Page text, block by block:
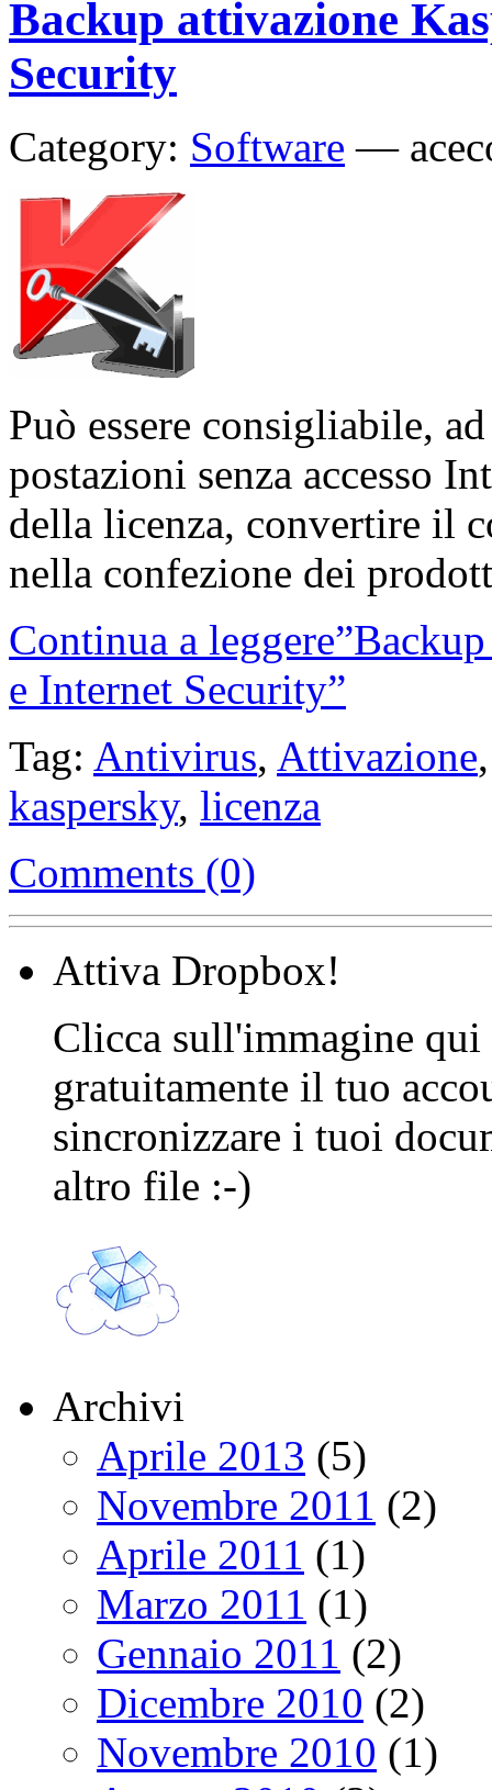
Backup attivazione
Security
Category: Software —
Può essere consigliabile,
postazioni senza accesso
della licenza, convertire il
nella confezione dei
Continua a
e Internet Security”
Tag: Antivirus, Attivazione
kaspersky, licenza
Comments (0)
Attiva Dropbox!
Clicca sull'immagine
gratuitamente il tuo
sincronizzare i tuoi
altro file :-)
Archivi
Aprile 2013 (5)
Novembre 2011 (2)
Aprile 2011 (1)
Marzo 2011 (1)
Gennaio 2011 (2)
Dicembre 2010 (2)
Novembre 2010 (1)